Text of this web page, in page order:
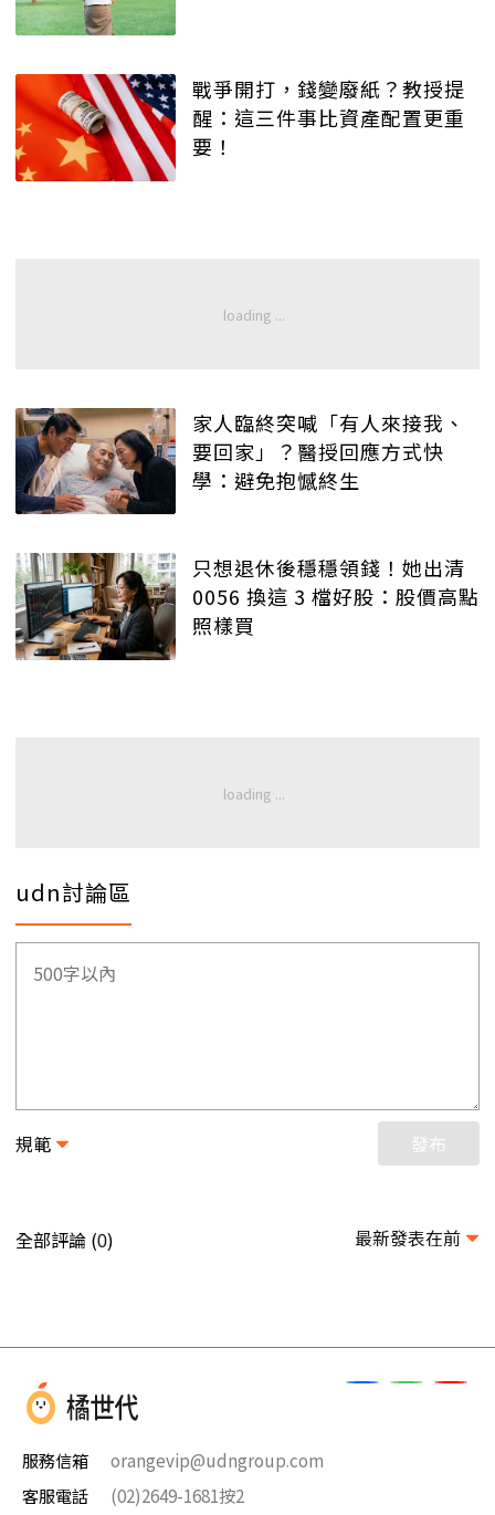
戰爭開打，錢變廢紙？教授提
醒：這三件事比資產配置更重
要！
家人臨終突喊「有人來接我、
要回家」？醫授回應方式快
學：避免抱憾終生
只想退休後穩穩領錢！她出清
0056 換這 3 檔好股：股價高點
照樣買
udn討論區
規範 發布
全部評論 (0) 最新發表在前
服務信箱
orangevip@udngroup.com
客服電話
(02)2649-1681按2